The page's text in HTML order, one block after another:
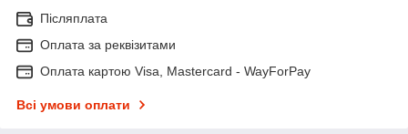
Післяплата
Оплата за реквізитами
Оплата картою Visa, Mastercard - WayForPay
Всі умови оплати